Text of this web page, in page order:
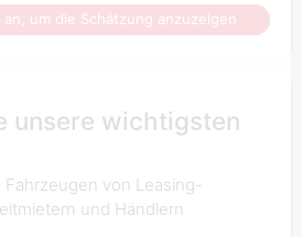
um die Schätzung anzuzeigen
unsere wichtigsten
Fahrzeugen von Leasing-
und Händlern